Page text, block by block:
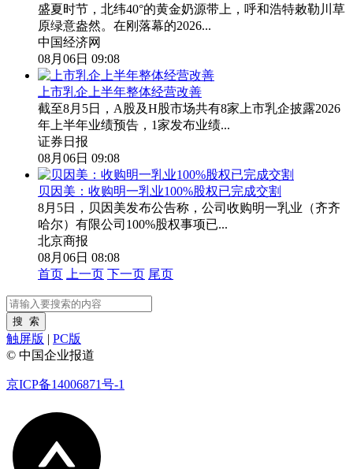
盛夏时节，北纬40°的黄金奶源带上，呼和浩特敕勒川草
原绿意盎然。在刚落幕的2026...
中国经济网
08月06日 09:08
上市乳企上半年整体经营改善
截至8月5日，A股及H股市场共有8家上市乳企披露2026
年上半年业绩预告，1家发布业绩...
证券日报
08月06日 09:08
贝因美：收购明一乳业100%股权已完成交割
8月5日，贝因美发布公告称，公司收购明一乳业（齐齐
哈尔）有限公司100%股权事项已...
北京商报
08月06日 08:08
首页
上一页 下一页 尾页
触屏版 | PC版
© 中国企业报道
京ICP备14006871号-1